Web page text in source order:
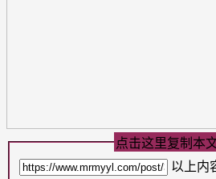
点击这里复制本
以上内